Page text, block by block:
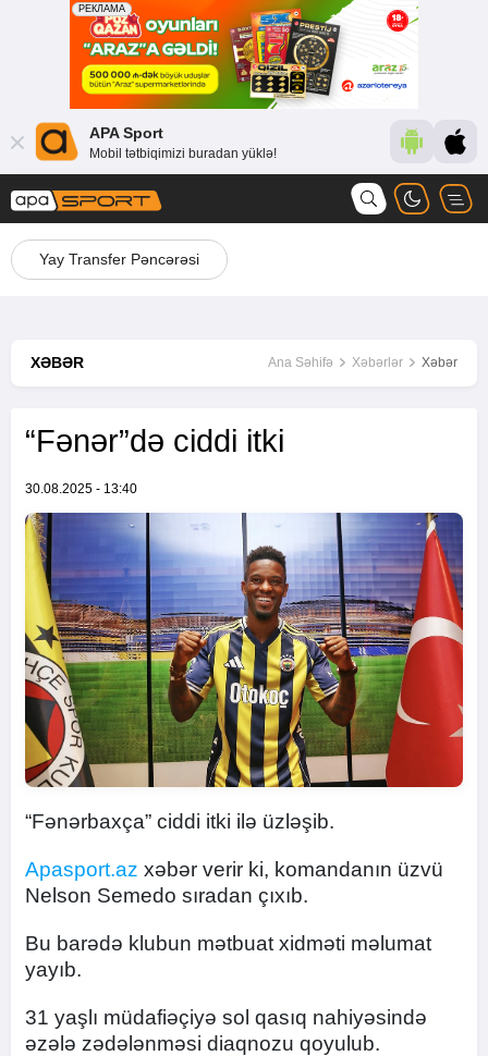
APA Sport
Mobil tətbiqimizi buradan yüklə!
Yay Transfer Pəncərəsi
XƏBƏR Ana Səhifə Xəbərlər Xəbər
“Fənər”də ciddi itki
30.08.2025 - 13:40
“Fənərbaxça” ciddi itki ilə üzləşib.
Apasport.az xəbər verir ki, komandanın üzvü
Nelson Semedo sıradan çıxıb.
Bu barədə klubun mətbuat xidməti məlumat
yayıb.
31 yaşlı müdafiəçiyə sol qasıq nahiyəsində
əzələ zədələnməsi diaqnozu qoyulub.